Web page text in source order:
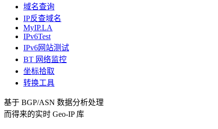
域名查询
IP反查域名
MyIP.LA
IPv6Test
IPv6网站测试
BT 网络监控
坐标拾取
转换工具
基于 BGP/ASN 数据分析处理
而得来的实时 Geo-IP 库